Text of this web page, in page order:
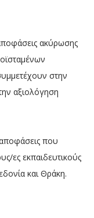
ακύρωσης
στην
αξιολόγηση
αποφάσεις που
ες εκπαιδευτικούς
και Θράκη.